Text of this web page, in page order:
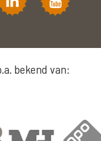
bekend van: